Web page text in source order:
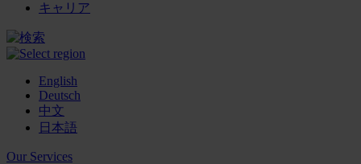
キャリア
English
Deutsch
中文
日本語
Our Services